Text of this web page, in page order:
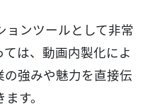
ョンツールとして非常
は、動画内製化によ
の強みや魅力を直接伝
す。